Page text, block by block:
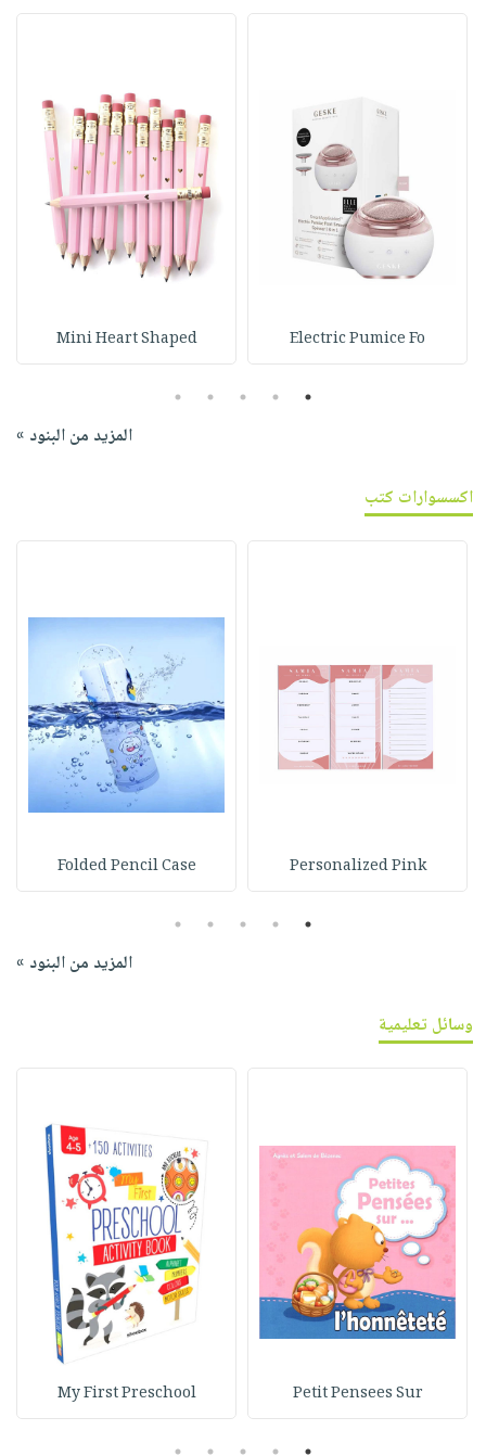
Electric Pumice Fo
Mini Heart Shaped
1
2
3
4
5
المزيد من البنود »
اكسسوارات كتب
Personalized Pink
Folded Pencil Case
1
2
3
4
5
المزيد من البنود »
وسائل تعليمية
Petit Pensees Sur
My First Preschool